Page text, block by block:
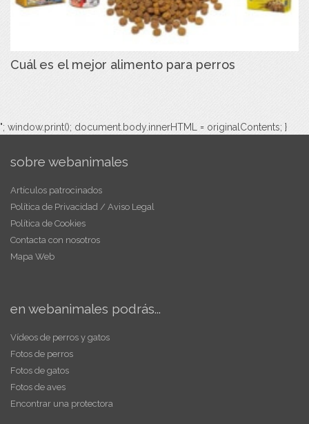
Cuál es el mejor alimento para perros
"; window.print(); document.body.innerHTML = originalContents; }
sobre webanimales
Artículos patrocinados
Política de Privacidad / Aviso Legal
Política de Cookies
Contacta con nosotros
Mapa Web
en webanimales podrás...
Vídeos de perros y gatos
Fotos de perros
Fotos de gatos
Fotos de aves
Encontrar una protectora